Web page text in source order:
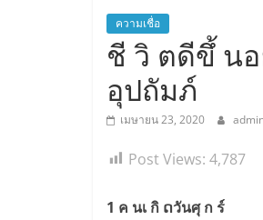
ความเชื่อ
ชี วิ ตดีขึ้ น
อุปถัมภ์
เมษายน 23, 2020
Post Views: 4,787
1 ค นเ กิ ດวันศุ ก ร์